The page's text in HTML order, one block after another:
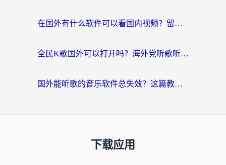
在国外有什么软件可以看国内视频？留学生亲测的追剧救星来了
全民K歌国外可以打开吗？海外党听歌听书无限制的实用指南
国外能听歌的音乐软件总失效？这篇教你怎么在海外流畅听网易云
下载应用